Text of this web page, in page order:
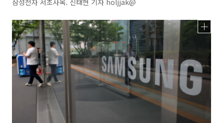
삼성전자 서초사옥. 신태현 기자 holjjak@